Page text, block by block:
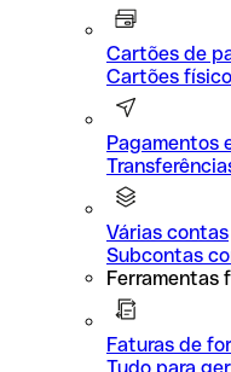
Cartões de
Cartões
Pagamentos
Várias contas
Subcontas
Ferramentas
Faturas de